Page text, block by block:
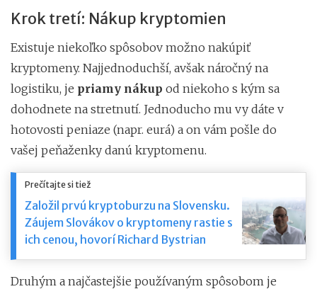
Krok tretí: Nákup kryptomien
Existuje niekoľko spôsobov možno nakúpiť
kryptomeny. Najjednoduchší, avšak náročný na
logistiku, je priamy nákup od niekoho s kým sa
dohodnete na stretnutí. Jednoducho mu vy dáte v
hotovosti peniaze (napr. eurá) a on vám pošle do
vašej peňaženky danú kryptomenu.
Prečítajte si tiež
Založil prvú kryptoburzu na Slovensku.
Záujem Slovákov o kryptomeny rastie s
ich cenou, hovorí Richard Bystrian
Druhým a najčastejšie používaným spôsobom je